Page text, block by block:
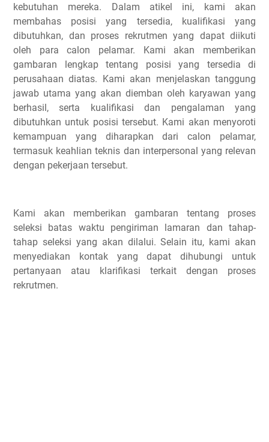
kebutuhan mereka. Dalam atikel ini, kami akan
membahas posisi yang tersedia, kualifikasi yang
dibutuhkan, dan proses rekrutmen yang dapat diikuti
oleh para calon pelamar. Kami akan memberikan
gambaran lengkap tentang posisi yang tersedia di
perusahaan diatas. Kami akan menjelaskan tanggung
jawab utama yang akan diemban oleh karyawan yang
berhasil, serta kualifikasi dan pengalaman yang
dibutuhkan untuk posisi tersebut. Kami akan menyoroti
kemampuan yang diharapkan dari calon pelamar,
termasuk keahlian teknis dan interpersonal yang relevan
dengan pekerjaan tersebut.
Kami akan memberikan gambaran tentang proses
seleksi batas waktu pengiriman lamaran dan tahap-
tahap seleksi yang akan dilalui. Selain itu, kami akan
menyediakan kontak yang dapat dihubungi untuk
pertanyaan atau klarifikasi terkait dengan proses
rekrutmen.